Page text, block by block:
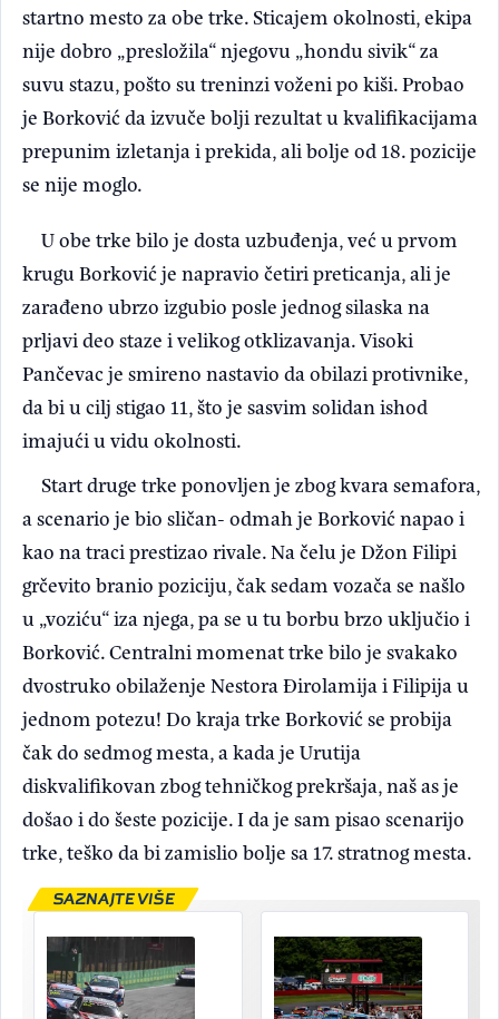
startno mesto za obe trke. Sticajem okolnosti, ekipa
nije dobro „presložila“ njegovu „hondu sivik“ za
suvu stazu, pošto su treninzi voženi po kiši. Probao
je Borković da izvuče bolji rezultat u kvalifikacijama
prepunim izletanja i prekida, ali bolje od 18. pozicije
se nije moglo.
U obe trke bilo je dosta uzbuđenja, već u prvom
krugu Borković je napravio četiri preticanja, ali je
zarađeno ubrzo izgubio posle jednog silaska na
prljavi deo staze i velikog otklizavanja. Visoki
Pančevac je smireno nastavio da obilazi protivnike,
da bi u cilj stigao 11, što je sasvim solidan ishod
imajući u vidu okolnosti.
Start druge trke ponovljen je zbog kvara semafora,
a scenario je bio sličan- odmah je Borković napao i
kao na traci prestizao rivale. Na čelu je Džon Filipi
grčevito branio poziciju, čak sedam vozača se našlo
u „voziću“ iza njega, pa se u tu borbu brzo uključio i
Borković. Centralni momenat trke bilo je svakako
dvostruko obilaženje Nestora Đirolamija i Filipija u
jednom potezu! Do kraja trke Borković se probija
čak do sedmog mesta, a kada je Urutija
diskvalifikovan zbog tehničkog prekršaja, naš as je
došao i do šeste pozicije. I da je sam pisao scenarijo
trke, teško da bi zamislio bolje sa 17. stratnog mesta.
SAZNAJTE VIŠE